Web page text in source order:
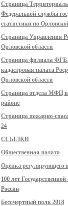
Страница
Федеральной службы
статистики по
Страница Управления
Орловской области
Страница филиала
кадастровая палата
Орловской области
Страница отдела МФЦ в
районе
Страница пожарно-
24
ССЫЛКИ
Общественная палата
Оценка регулирующего
100 лет
России
Бессмертный полк 2018